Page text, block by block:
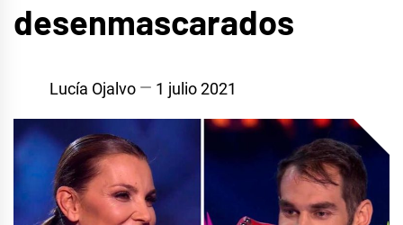
desenmascarados
Lucía Ojalvo 1 julio 2021